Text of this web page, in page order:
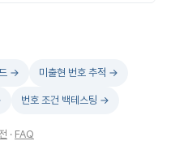
→ 미출현 번호 추적 →
번호 조건 백테스팅 →
· FAQ